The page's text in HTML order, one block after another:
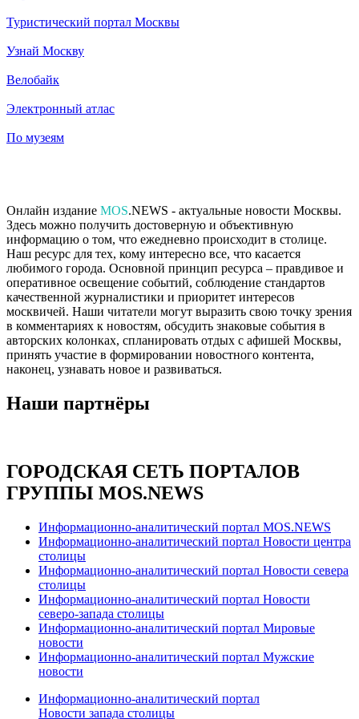
Туристический портал Москвы
Узнай Москву
Велобайк
Электронный атлас
По музеям
Онлайн издание MOS.NEWS - актуальные новости Москвы.
Здесь можно получить достоверную и объективную
информацию о том, что ежедневно происходит в столице.
Наш ресурс для тех, кому интересно все, что касается
любимого города. Основной принцип ресурса – правдивое и
оперативное освещение событий, соблюдение стандартов
качественной журналистики и приоритет интересов
москвичей. Наши читатели могут выразить свою точку зрения
в комментариях к новостям, обсудить знаковые события в
авторских колонках, спланировать отдых с афишей Москвы,
принять участие в формировании новостного контента,
наконец, узнавать новое и развиваться.
Наши партнёры
ГОРОДСКАЯ СЕТЬ ПОРТАЛОВ
ГРУППЫ MOS.NEWS
Информационно-аналитический портал MOS.NEWS
Информационно-аналитический портал Новости центра
столицы
Информационно-аналитический портал Новости севера
столицы
Информационно-аналитический портал Новости
северо-запада столицы
Информационно-аналитический портал Мировые
новости
Информационно-аналитический портал Мужские
новости
Информационно-аналитический портал
Новости запада столицы